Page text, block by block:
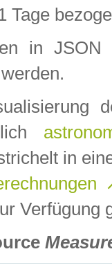
Tage
in
in
Verfügung